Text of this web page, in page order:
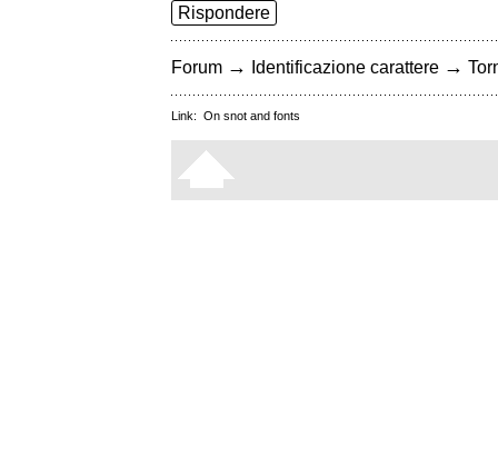
Rispondere
Forum → Identificazione carattere →
Link: On snot and fonts